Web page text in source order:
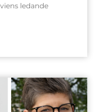
ledande